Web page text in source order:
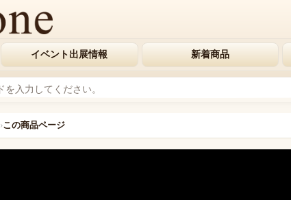
イベント出展情報 新着商品
›この商品ページ